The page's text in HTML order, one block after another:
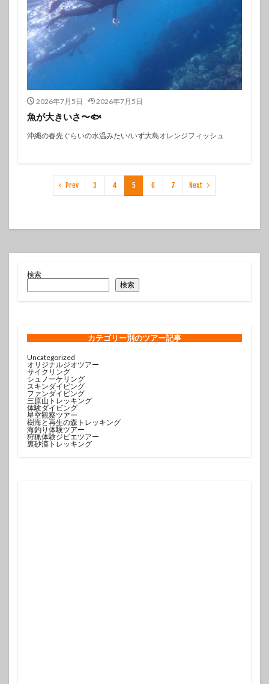
2026年7月5日 2026年7月5日
魚が大きいさ〜🐟
沖縄の春先ぐらいの水温みたい/いず大島オレンジフィッシュ
Prev 3 4 5 6 7 Next
検索
検索
カテゴリー別のツアー記事
Uncategorized
オリジナルジオツアー
サイクリング
シュノーケリング
スキンダイビング
ファンダイビング
三原山トレッキング
体験ダイビング
星空観察ツアー
樹海と再生の森トレッキング
海釣り体験ツアー
狩猟体験ジビエツアー
裏砂漠トレッキング